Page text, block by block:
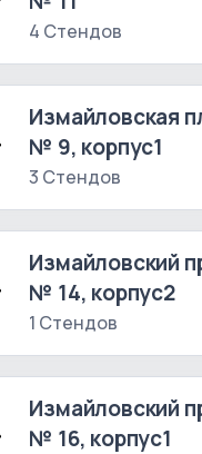
4 Стендов
Измайловская
№ 9, корпус1
3 Стендов
Измайловский
№ 14, корпус2
1 Стендов
Измайловский
№ 16, корпус1